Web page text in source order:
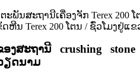
ນ Terex 200 ໂຕນ / ຊົ່ວ​ໂມງ​ຢູ່​ແຂ
ງສະຖານີ crushing stone
ຽດນາມ